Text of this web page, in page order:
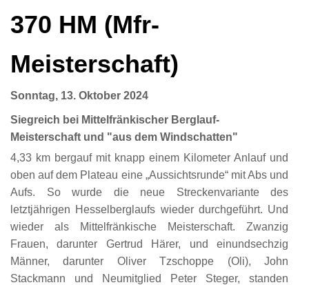
370 HM (Mfr-
Meisterschaft)
Sonntag, 13. Oktober 2024
Siegreich bei Mittelfränkischer Berglauf-
Meisterschaft und "aus dem Windschatten"
4,33 km bergauf mit knapp einem Kilometer Anlauf und
oben auf dem Plateau eine „Aussichtsrunde“ mit Abs und
Aufs. So wurde die neue Streckenvariante des
letztjährigen Hesselberglaufs wieder durchgeführt. Und
wieder als Mittelfränkische Meisterschaft. Zwanzig
Frauen, darunter Gertrud Härer, und einundsechzig
Männer, darunter Oliver Tzschoppe (Oli), John
Stackmann und Neumitglied Peter Steger, standen